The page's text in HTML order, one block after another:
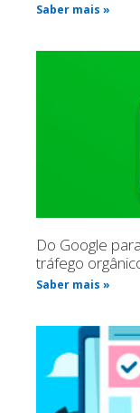
Saber mais »
Do Google
tráfego
Saber mais »